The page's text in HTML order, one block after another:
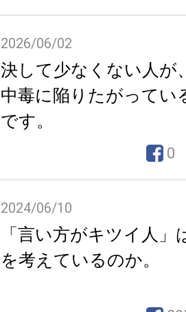
2026/06/02
決して少なくない人が
中毒に陥りたがってい
です。
0
2024/06/10
「言い方がキツイ人
を考えているのか。